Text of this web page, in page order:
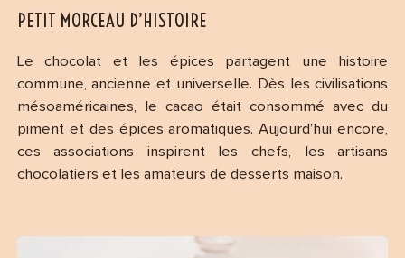
PETIT MORCEAU D’HISTOIRE
Le chocolat et les épices partagent une histoire
commune, ancienne et universelle. Dès les civilisations
mésoaméricaines, le cacao était consommé avec du
piment et des épices aromatiques. Aujourd’hui encore,
ces associations inspirent les chefs, les artisans
chocolatiers et les amateurs de desserts maison.